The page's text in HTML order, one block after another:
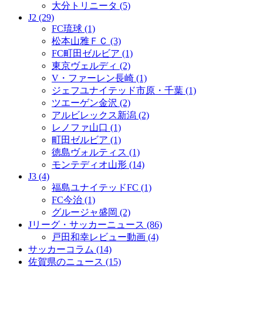
大分トリニータ (5)
J2 (29)
FC琉球 (1)
松本山雅ＦＣ (3)
FC町田ゼルビア (1)
東京ヴェルディ (2)
V・ファーレン長崎 (1)
ジェフユナイテッド市原・千葉 (1)
ツエーゲン金沢 (2)
アルビレックス新潟 (2)
レノファ山口 (1)
町田ゼルビア (1)
徳島ヴォルティス (1)
モンテディオ山形 (14)
J3 (4)
福島ユナイテッドFC (1)
FC今治 (1)
グルージャ盛岡 (2)
Jリーグ・サッカーニュース (86)
戸田和幸レビュー動画 (4)
サッカーコラム (14)
佐賀県のニュース (15)